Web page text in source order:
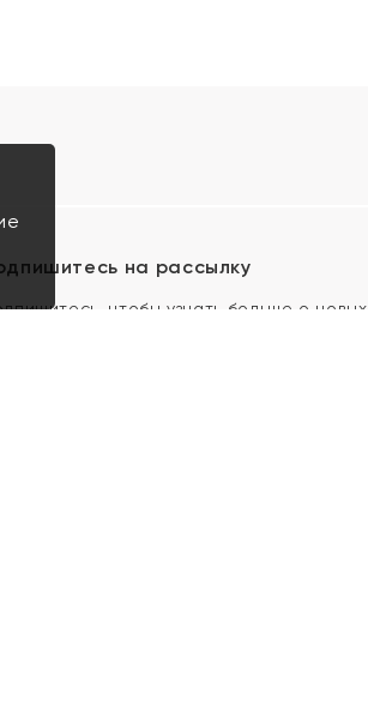
на рассылку
чтобы узнать больше о новых